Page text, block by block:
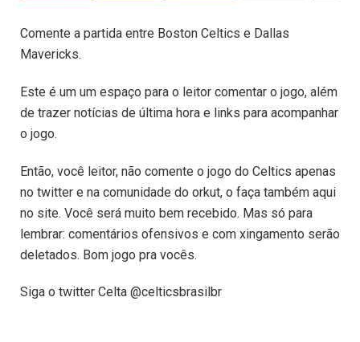
Comente a partida entre Boston Celtics e Dallas
Mavericks.
Este é um um espaço para o leitor comentar o jogo, além
de trazer notícias de última hora e links para acompanhar
o jogo.
Então, você leitor, não comente o jogo do Celtics apenas
no twitter e na comunidade do orkut, o faça também aqui
no site. Você será muito bem recebido. Mas só para
lembrar: comentários ofensivos e com xingamento serão
deletados. Bom jogo pra vocês.
Siga o twitter Celta @celticsbrasilbr